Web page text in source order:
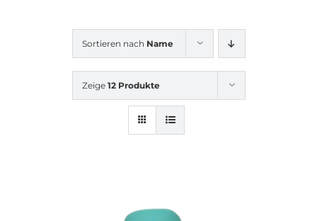
Sortieren nach Name
Zeige 12 Produkte